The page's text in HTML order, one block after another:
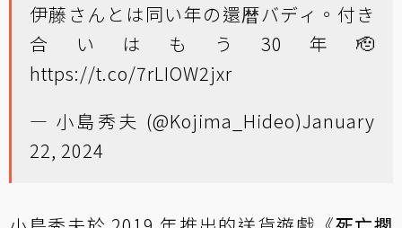
伊藤さんとは同い年の還暦バディ。付き
合いはもう30年🫡
https://t.co/7rLIOW2jxr
— 小島秀夫 (@Kojima_Hideo)January
22, 2024